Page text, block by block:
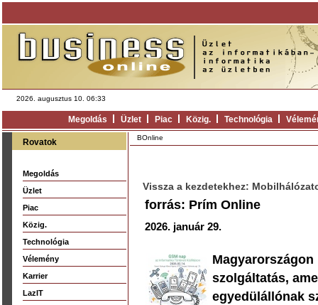
2026. augusztus 10. 06:33
Megoldás Üzlet Piac Közig. Technológia
Rovatok
Megoldás
Üzlet
Piac
Közig.
Technológia
Vélemény
Karrier
LazIT
BOnline
Vissza a kezdetekhez:
forrás: Prím Online
2026. január 29.
szolgáltatás,
egyedülállónak